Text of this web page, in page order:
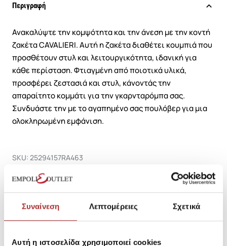
Συναίνεση Λεπτομέρειες Σχετικά
Αυτή η ιστοσελίδα χρησιμοποιεί cookies
Περιγραφή
Ανακαλύψτε την κομψότητα και την άνεση με την κοντή
ζακέτα CAVALIERI. Αυτή η ζακέτα διαθέτει κουμπιά που
προσθέτουν στυλ και λειτουργικότητα, ιδανική για
κάθε περίσταση. Φτιαγμένη από ποιοτικά υλικά,
προσφέρει ζεστασιά και στυλ, κάνοντάς την
απαραίτητο κομμάτι για την γκαρνταρόμπα σας.
Συνδυάστε την με το αγαπημένο σας πουλόβερ για μια
ολοκληρωμένη εμφάνιση.
SKU: 25294157RA463
Σύνθεση